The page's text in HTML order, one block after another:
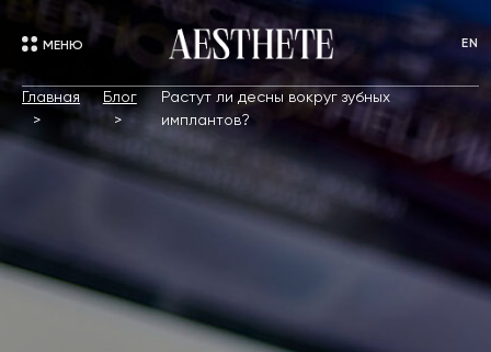
МЕНЮ EN
Главная Блог
Растут ли десны вокруг зубных
имплантов?